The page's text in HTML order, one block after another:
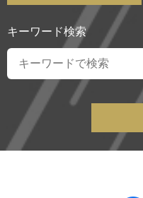
キーワード検索